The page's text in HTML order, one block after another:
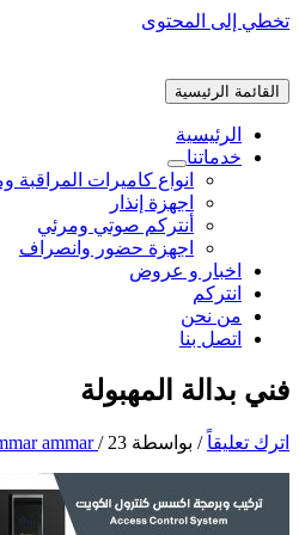
تخطي إلى المحتوى
القائمة الرئيسية
الرئيسية
خدماتنا
انواع كاميرات
اجهزة إنذار
أنتركم صوتي ومرئي
اجهزة حضور وانصراف
اخبار و عروض
انتركم
من نحن
اتصل بنا
فني بدالة المهبولة
اترك تعليقاً / بواسطة ammar/ 23 أبريل، 2020